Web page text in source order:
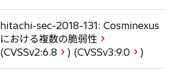
hitachi-sec-2018-131: Cosminexus
における複数の脆弱性
(CVSSv2:6.8 ) (CVSSv3:9.0 )